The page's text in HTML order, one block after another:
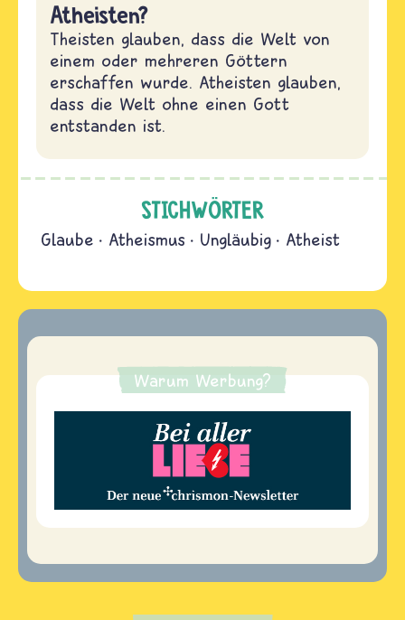
Atheisten?
Theisten glauben, dass die Welt von
einem oder mehreren Göttern
erschaffen wurde. Atheisten glauben,
dass die Welt ohne einen Gott
entstanden ist.
STICHWÖRTER
Glaube Atheismus Ungläubig Atheist
Warum Werbung?